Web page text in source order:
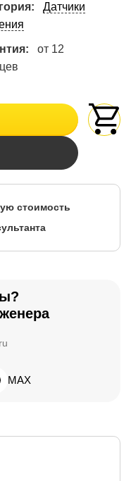
Датчики
от 12
стоимость
MAX